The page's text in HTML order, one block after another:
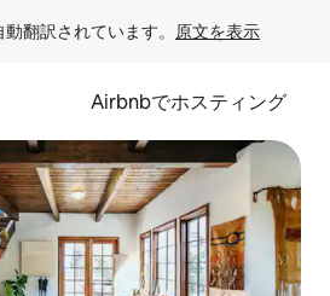
翻訳されています。 原文を表示
Airbnbでホスティング